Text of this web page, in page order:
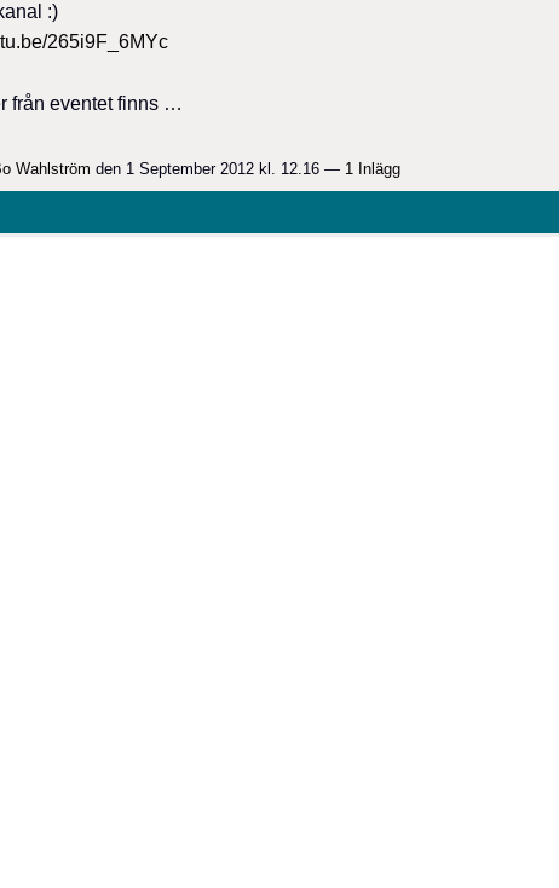
:)
265i9F_6MYc
från eventet finns …
Wahlström den 1 September 2012 kl. 12.16 — 1 Inlägg